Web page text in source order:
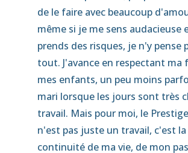
de le faire avec beaucoup
même si je me sens audacieuse
prends des risques, je n'y pense
tout. J'avance en respectant ma
mes enfants, un peu moins
mari lorsque les jours sont très
travail. Mais pour moi, le
n'est pas juste un travail, c'est la
continuité de ma vie, de mon